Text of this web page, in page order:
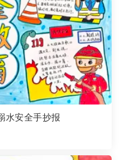
水安全手抄报